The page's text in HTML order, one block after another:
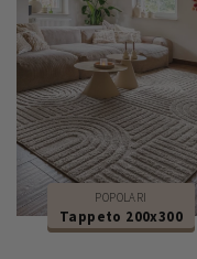
POPOLARI
Tappeto 200x300